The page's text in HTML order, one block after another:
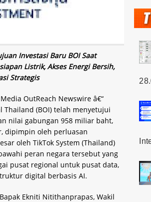
Investasi Baru BOI Saat
Listrik, Akses Energi Bersih,
Strategis
Media OutReach Newswire â€“
Thailand (BOI) telah menyetujui
nilai gabungan 958 miliar baht,
dipimpin oleh perluasan
oleh TikTok System (Thailand)
peran negara tersebut yang
pusat regional untuk pusat data,
digital berbasis AI.
Ekniti Nitithanprapas, Wakil